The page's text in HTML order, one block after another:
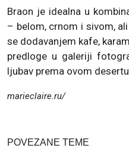
Braon je idealna u
– belom, crnom i sivom,
se dodavanjem kafe,
predloge u galeriji
ljubav prema ovom
marieclaire.ru/
POVEZANE TEME